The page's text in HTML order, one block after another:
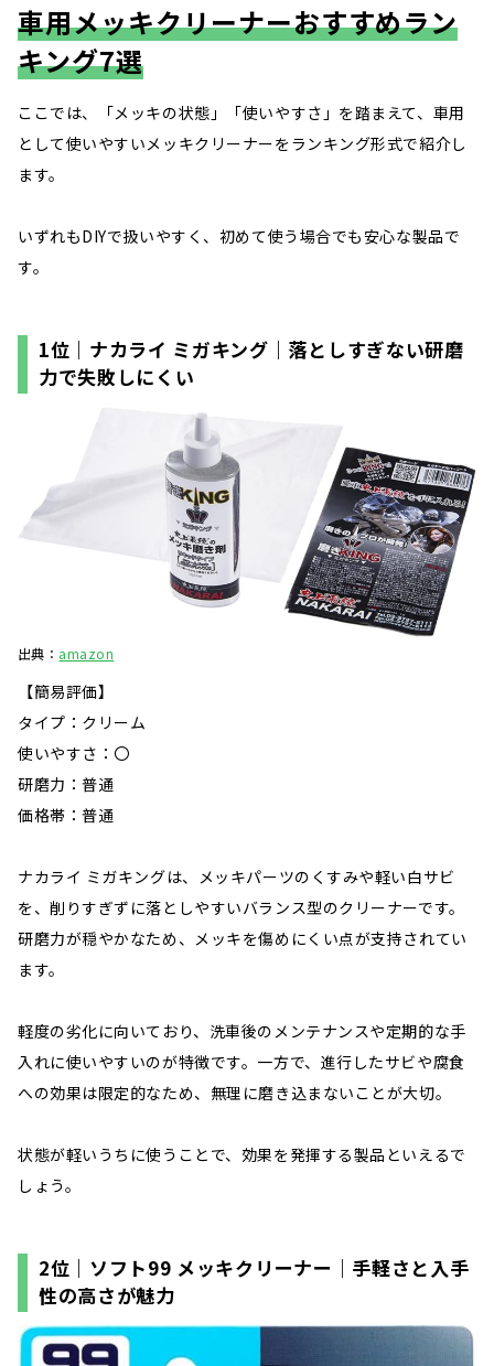
車用メッキクリーナーおすすめラン
キング7選
ここでは、「メッキの状態」「使いやすさ」を踏まえて、車用
として使いやすいメッキクリーナーをランキング形式で紹介し
ます。
いずれもDIYで扱いやすく、初めて使う場合でも安心な製品で
す。
1位｜ナカライ ミガキング｜落としすぎない研磨
力で失敗しにくい
出典： amazon
【簡易評価】
タイプ：クリーム
使いやすさ：〇
研磨力：普通
価格帯：普通
ナカライ ミガキングは、メッキパーツのくすみや軽い白サビ
を、削りすぎずに落としやすいバランス型のクリーナーです。
研磨力が穏やかなため、メッキを傷めにくい点が支持されてい
ます。
軽度の劣化に向いており、洗車後のメンテナンスや定期的な手
入れに使いやすいのが特徴です。一方で、進行したサビや腐食
への効果は限定的なため、無理に磨き込まないことが大切。
状態が軽いうちに使うことで、効果を発揮する製品といえるで
しょう。
2位｜ソフト99 メッキクリーナー｜手軽さと入手
性の高さが魅力